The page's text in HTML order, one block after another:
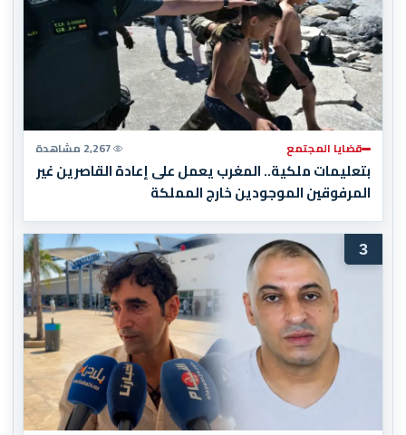
قضايا المجتمع 2,267 مشاهدة
بتعليمات ملكية.. المغرب يعمل على إعادة القاصرين غير
المرفوقين الموجودين خارج المملكة
3